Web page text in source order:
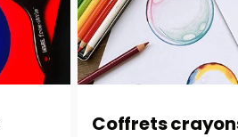
Coffrets